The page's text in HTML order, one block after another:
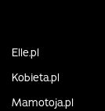
Elle.pl
Kobieta.pl
Mamotoja.pl